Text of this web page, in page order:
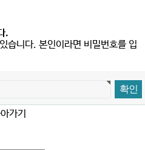
.
습니다. 본인이라면 비밀번호를 입
가기